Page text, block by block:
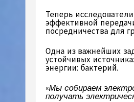
Теперь
эффективной
посредничества для
Одна из важнейших
устойчивых
энергии: бактерий.
«Мы собираем
получать